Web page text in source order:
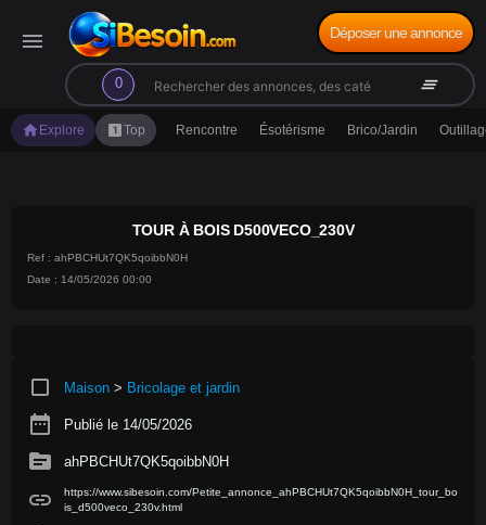
menu
0
search clear_all
Déposer une annonce
home Explore looks_oneTop Rencontre Ésotérisme Brico/Jardin
TOUR À BOIS D500VECO_230V
Ref : ahPBCHUt7QK5qoibbN0H
Date : 14/05/2026 00:00
crop_square Maison > Bricolage et jardin
date_range Publié le 14/05/2026
source ahPBCHUt7QK5qoibbN0H
link
https://www.sibesoin.com/Petite_annonce_ahPBCHUt7QK5qoibbN0H_tour_bo
is_d500veco_230v.html